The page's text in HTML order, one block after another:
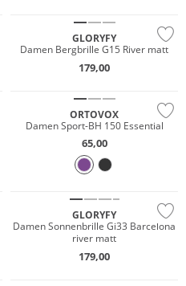
GLORYFY
Damen Bergbrille G15 River matt
179,00
Merino
ORTOVOX
Damen Sport-BH 150 Essential
65,00
GLORYFY
Damen Sonnenbrille Gi33 Barcelona
river matt
179,00